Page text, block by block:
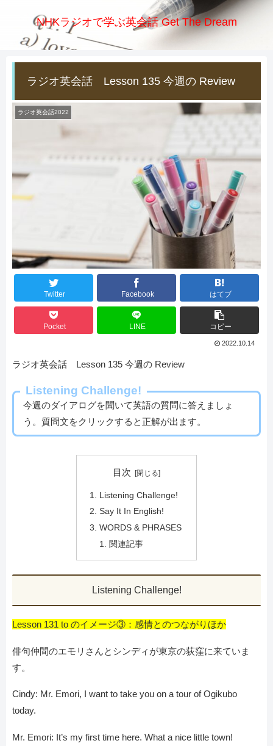
NHKラジオで学ぶ英会話 Get The Dream
ラジオ英会話 Lesson 135 今週の Review
ラジオ英会話2022
Twitter Facebook はてブ
Pocket LINE コピー
2022.10.14
ラジオ英会話 Lesson 135 今週の Review
Listening Challenge!
今週のダイアログを聞いて英語の質問に答えましょ
う。質問文をクリックすると正解が出ます。
目次
Listening Challenge!
Say It In English!
WORDS & PHRASES
関連記事
Listening Challenge!
Lesson 131 to のイメージ③：感情とのつながりほか
俳句仲間のエモリさんとシンディが東京の荻窪に来ていま
す。
Cindy: Mr. Emori, I want to take you on a tour of Ogikubo
today.
Mr. Emori: It’s my first time here. What a nice little town!